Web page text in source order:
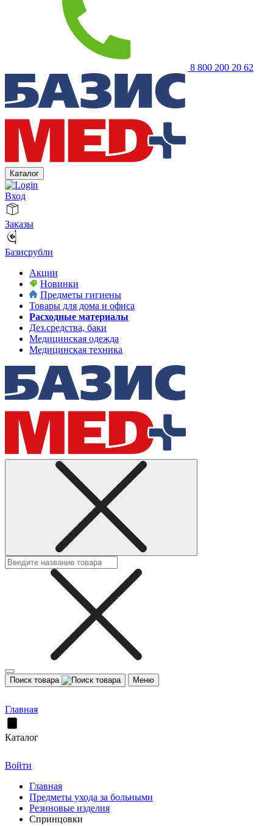
8 800 200 20 62
Каталог
Вход
Заказы
Базисрубли
Акции
Новинки
Предметы гигиены
Товары для дома и офиса
Расходные материалы
Дез.средства, баки
Медицинская одежда
Медицинская техника
Поиск товара Меню
Главная
Каталог
Войти
Главная
Предметы ухода за больными
Резиновые изделия
Спринцовки